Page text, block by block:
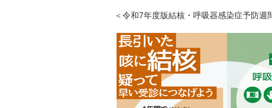
＜令和7年度版結核・呼吸器感染症予防週